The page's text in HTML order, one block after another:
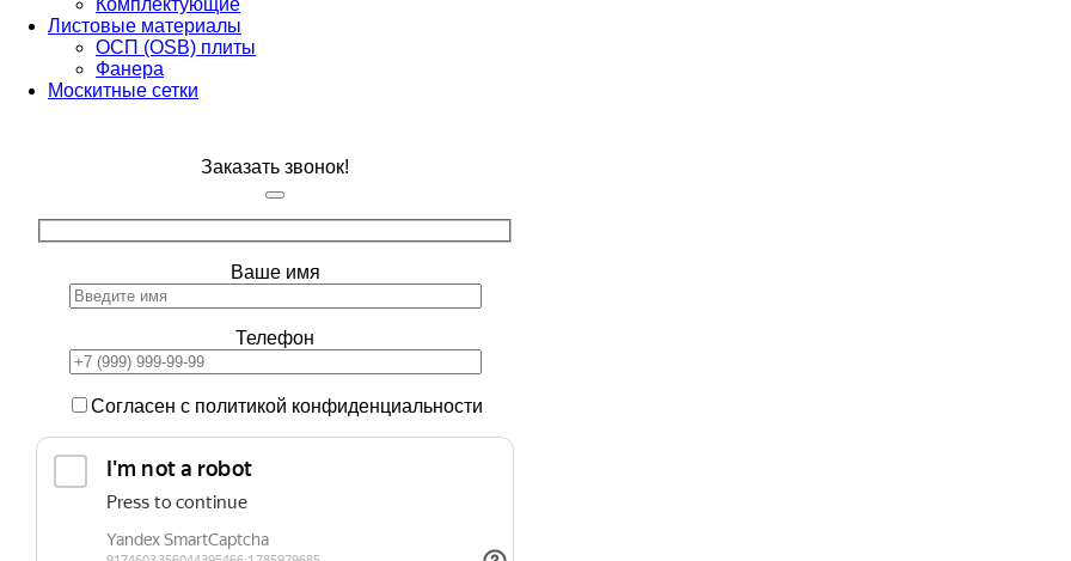
Комплектующие
Листовые материалы
ОСП (OSB) плиты
Фанера
Москитные сетки
Заказать звонок!
Ваше имя
Телефон
Согласен с политикой конфиденциальности